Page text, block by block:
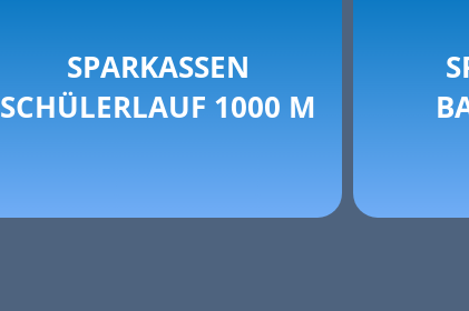
SPARKASSEN
SCHÜLERLAUF 1000 M